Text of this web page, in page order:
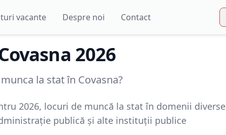
vacante Despre noi Contact
2026
la stat în Covasna?
2026, locuri de muncă la stat în domenii diverse
publică și alte instituții publice